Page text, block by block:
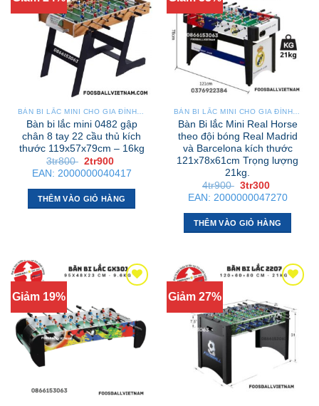
Bàn bi lắc mini 0482 gập
chân 8 tay 22 cầu thủ kích
thước 119x57x79cm – 16kg
3tr800 Giá
gốc
là:
3tr800 .
2tr900
hiện
tại
là:
2tr900 .
EAN: 2000000040417
THÊM VÀO GIỎ HÀNG
Bàn Bi lắc Mini Real Horse
theo đội bóng Real Madrid
và Barcelona kích thước
121x78x61cm Trọng lượng
21kg.
4tr900 Giá
gốc
là:
4tr900 .
3tr300
hiện
tại
là:
3tr300 .
EAN: 2000000047270
THÊM VÀO GIỎ HÀNG
Giảm 19% Giảm 27%